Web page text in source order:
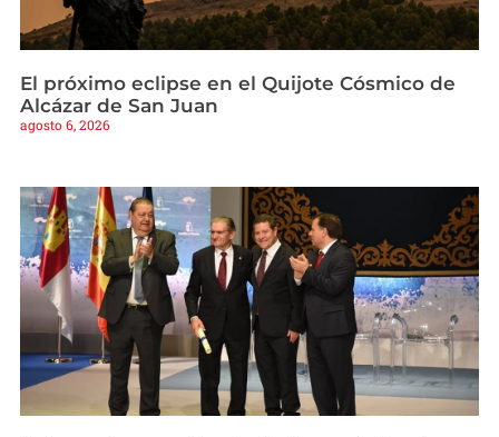
El próximo eclipse en el Quijote Cósmico de
Alcázar de San Juan
agosto 6, 2026